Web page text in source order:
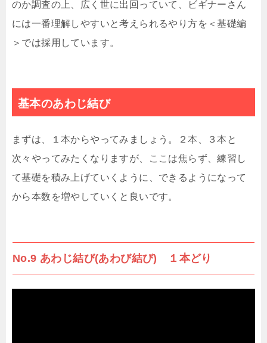
のか調査の上、広く世に出回っていて、ビギナーさん
には一番理解しやすいと考えられるやり方を＜基礎編
＞では採用しています。
基本のあわじ結び
まずは、１本からやってみましょう。２本、３本と
次々やってみたくなりますが、ここは焦らず、練習し
て基礎を積み上げていくように、できるようになって
から本数を増やしていくと良いです。
No.9 あわじ結び(あわび結び) １本どり